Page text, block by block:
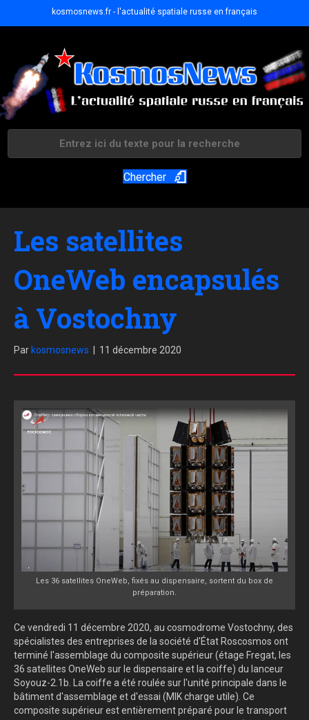
kosmosnews.fr - l'actualité spatiale russe en français
Chercher
Les satellites
OneWeb encapsulés
à Vostochny
Par kosmosnews 11 décembre 2020
Les 36 satellites OneWeb, fixés au dispensaire, sortent du box de
préparation.
Ce vendredi 11 décembre 2020, au cosmodrome Vostochny, des
spécialistes des entreprises de la société d'État Roscosmos ont
terminé l'assemblage du composite supérieur (étage Fregat, les
36 satellites OneWeb sur le dispensaire et la coiffe) du lanceur
Soyouz-2.1b. La coiffe a été roulée sur l'unité principale dans le
bâtiment d'assemblage et d'essai (MIK charge utile). Ce
composite supérieur est entièrement préparé pour le transport